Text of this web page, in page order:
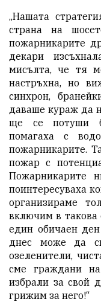
„Нашата
страна на
пожарникарите
декари
мисълта, че тя
настръхна, но
синхрон,
даваше кураж да
ще се потуши
помагаха с
пожарникарите.
пожар с
Пожарникарите
поинтересуваха
организираме
включим в такова
един обичаен
днес може да
озеленители,
сме граждани
избрали за свой
грижим за него!“